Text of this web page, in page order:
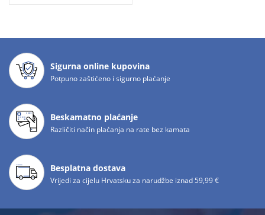
Sigurna online kupovina
Potpuno zaštićeno i sigurno plaćanje
Beskamatno plaćanje
Različiti način plaćanja na rate bez kamata
Besplatna dostava
Vrijedi za cijelu Hrvatsku za narudžbe iznad 59,99 €